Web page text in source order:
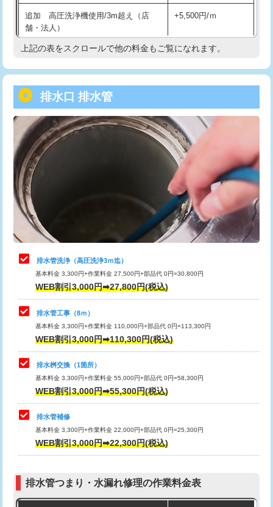
給水管工事※（土の掘削・埋め戻し作
業)
11,000円
給水管工事※（塩ビ管（VP・HI）使
用/3ｍまで)
用（追加）/3ｍ超え)
給水管工事※（ライニング鋼管・銅
管・ポリ管・HT管使用/3ｍまで)
44,000円
給水管工事※（ライニング鋼管・銅
管・ポリ管・HT管使用/3ｍ超え)
+8,800円
排水管工事（土の掘削・埋め戻し作
業）
11,000円~
排水管工事（排水管工事/3ｍまで） 55,000円
排水管工事（追加 排水管工事/3ｍ超
え）
マス交換（土の掘削・埋め戻し作業）
マス交換（深さ50㎝未満）
マス交換（深さ50㎝以上）
コンクリート斫り（厚さ10㎝まで）
コンクリート斫り（厚さ10㎝超え）
モルタル補修（厚さ10㎝まで）
モルタル補修（厚さ10㎝超え）
追加人工 16,500円
追加 高圧洗浄機使用/3m超え（店
舗・法人）
+5,500円/ｍ
高度高圧洗浄換 現地調査
トーラー機使用/3mまで
追加トーラー機使用/3m超え +3,300円
カメラ調査 33,000円
桝清掃 8,800円
止水・漏水調査・防水処理・清掃・修
理・調整・分解・加工など（軽作業）
11,000円
止水・漏水調査・防水処理・清掃・修
理・調整・分解・加工など（中作業）
22,000円
止水・漏水調査・防水処理・清掃・修
理・調整・分解・加工など（重作業）
33,000円
その他部品の脱着
交換・取付（タンク）
交換・取付(単水栓（壁付・デッキ
式）)
交換・取付(混合水栓（壁付・デッキ
式・ワンホール）)
16,500円+材料費
交換・取付(排水栓・排水トラップ
交換・取付（その他部品） 11,000円+材料費
持込商品取付（単水栓） 13,200円
上記の表をスクロールで他の料金もご覧になれます。
排水口 排水管
排水管洗浄（高圧洗浄3ｍ迄）
基本料金 3,300円+作業料金 27,500円+部品代 0円=30,800円
WEB割引3,000円➡27,800円(税込)
排水管工事（8ｍ）
基本料金 3,300円+作業料金 110,000円+部品代 0円=113,300円
WEB割引3,000円➡110,300円(税込)
排水桝交換（1箇所）
基本料金 3,300円+作業料金 55,000円+部品代 0円=58,300円
WEB割引3,000円➡55,300円(税込)
排水管補修
基本料金 3,300円+作業料金 22,000円+部品代 0円=25,300円
WEB割引3,000円➡22,300円(税込)
排水管つまり・水漏れ修理の作業料金表